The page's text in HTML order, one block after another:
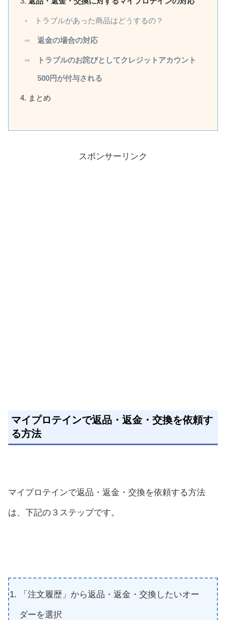
トラブルがあった商品はどうするの？
返金の場合の対応
トラブルのお詫びとしてクレジットアカウント
500円が付与される
まとめ
スポンサーリンク
マイプロテインで返品・返金・交換を依頼す
る方法
マイプロテインで返品・返金・交換を依頼する方法
は、下記の３ステップです。
「注文履歴」から返品・返金・交換したいオー
ダーを選択